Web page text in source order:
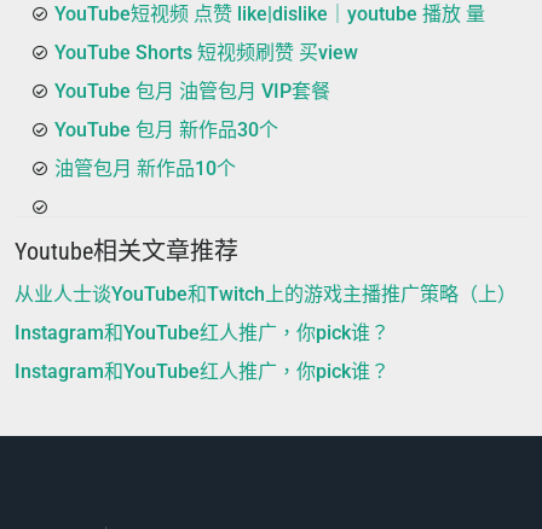
YouTube短视频 点赞 like|dislike｜youtube 播放 量
YouTube Shorts 短视频刷赞 买view
YouTube 包月 油管包月 VIP套餐
YouTube 包月 新作品30个
油管包月 新作品10个
Youtube相关文章推荐
从业人士谈YouTube和Twitch上的游戏主播推广策略（上）
Instagram和YouTube红人推广，你pick谁？
Instagram和YouTube红人推广，你pick谁？